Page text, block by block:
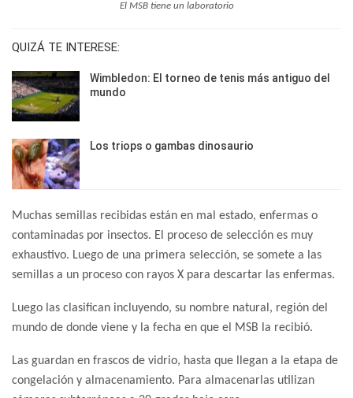
El MSB tiene un laboratorio
QUIZÁ TE INTERESE:
Wimbledon: El torneo de tenis más antiguo del
mundo
Los triops o gambas dinosaurio
Muchas semillas recibidas están en mal estado, enfermas o
contaminadas por insectos. El proceso de selección es muy
exhaustivo. Luego de una primera selección, se somete a las
semillas a un proceso con rayos X para descartar las enfermas.
Luego las clasifican incluyendo, su nombre natural, región del
mundo de donde viene y la fecha en que el MSB la recibió.
Las guardan en frascos de vidrio, hasta que llegan a la etapa de
congelación y almacenamiento. Para almacenarlas utilizan